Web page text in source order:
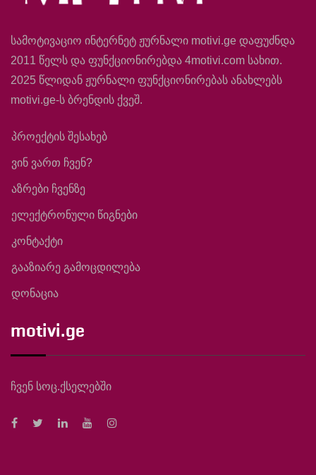
სამოტივაციო ინტერნეტ ჟურნალი motivi.ge დაფუძნდა
2011 წელს და ფუნქციონირებდა 4motivi.com სახით.
2025 წლიდან ჟურნალი ფუნქციონირებას ანახლებს
motivi.ge-ს ბრენდის ქვეშ.
პროექტის შესახებ
ვინ ვართ ჩვენ?
აზრები ჩვენზე
ელექტრონული წიგნები
კონტაქტი
გააზიარე გამოცდილება
დონაცია
motivi.ge
ჩვენ სოც.ქსელებში